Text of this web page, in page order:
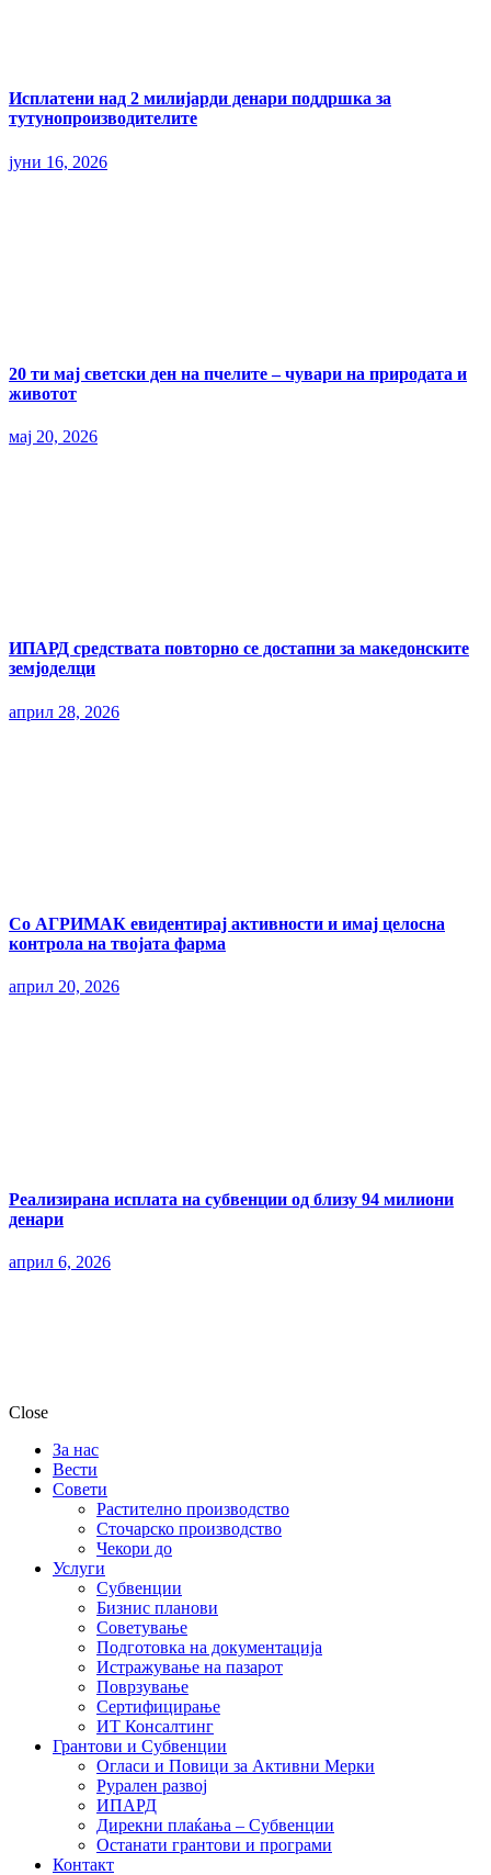
Исплатени над 2 милијарди денари поддршка за
тутунопроизводителите
јуни 16, 2026
20 ти мај светски ден на пчелите – чувари на природата и
животот
мај 20, 2026
ИПАРД средствата повторно се достапни за македонските
земјоделци
април 28, 2026
Со АГРИМАК евидентирај активности и имај целосна
контрола на твојата фарма
април 20, 2026
Реализирана исплата на субвенции од близу 94 милиони
денари
април 6, 2026
Close
За нас
Вести
Совети
Растително производство
Сточарско производство
Чекори до
Услуги
Субвенции
Бизнис планови
Советување
Подготовка на документација
Истражување на пазарот
Поврзување
Сертифицирање
ИТ Консалтинг
Грантови и Субвенции
Огласи и Повици за Активни Мерки
Рурален развој
ИПАРД
Дирекни плаќања – Субвенции
Останати грантови и програми
Контакт